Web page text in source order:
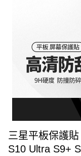
三星平板保護
S10 Ultra S9+